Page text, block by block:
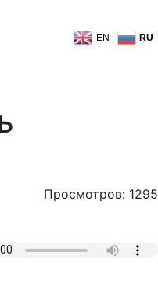
EN RU
Просмотров: 1295